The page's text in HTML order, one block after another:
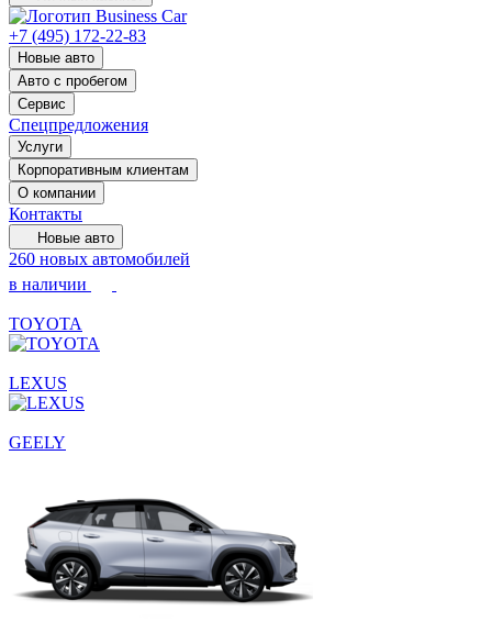
+7 (495) 172-22-83
Новые авто
Авто с пробегом
Сервис
Спецпредложения
Услуги
Корпоративным клиентам
О компании
Контакты
Новые авто
260 новых автомобилей
в наличии
TOYOTA
LEXUS
GEELY